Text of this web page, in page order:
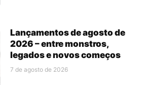
Lançamentos de agosto de
2026 – entre monstros,
legados e novos começos
7 de agosto de 2026